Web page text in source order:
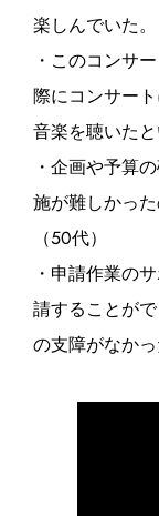
楽しんでいた。
・このコンサ
際にコンサー
音楽を聴いた
・企画や予算
施が難しかっ
（50代）
・申請作業の
請することが
の支障がなかっ